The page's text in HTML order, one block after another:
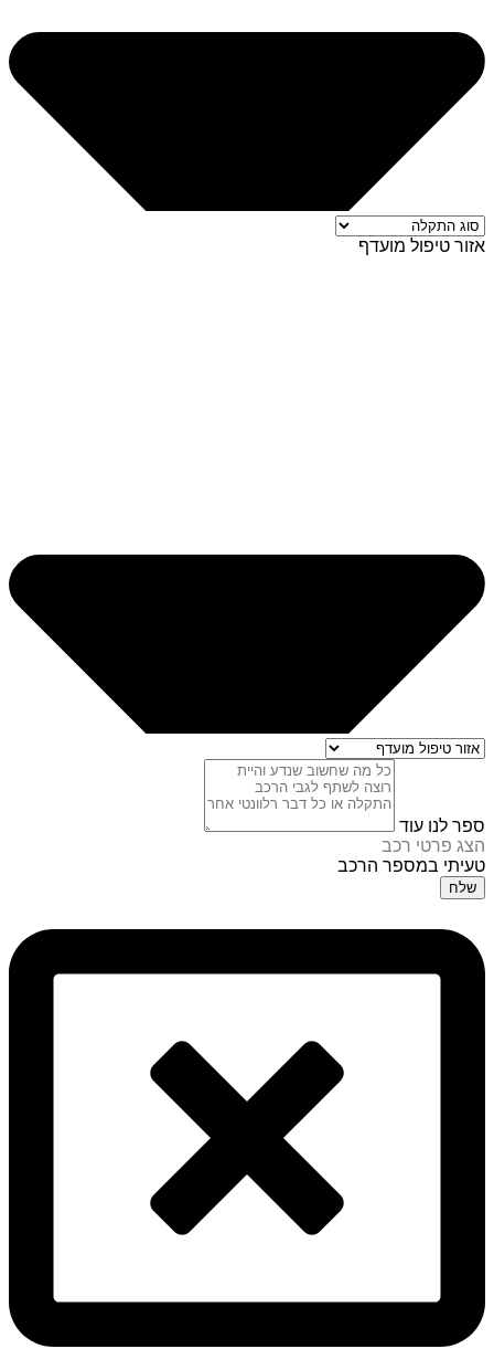
אזור טיפול מועדף
ספר לנו עוד
הצג פרטי רכב
טעיתי במספר הרכב
שלח